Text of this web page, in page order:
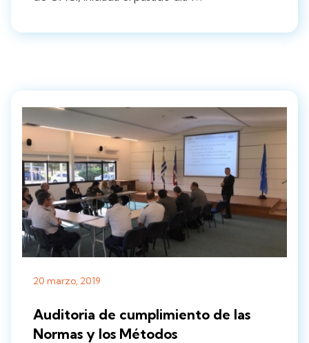
20 marzo, 2019
Auditoria de cumplimiento de las
Normas y los Métodos